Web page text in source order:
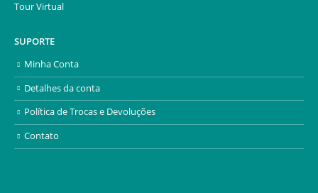
Tour Virtual
SUPORTE
Minha Conta
Detalhes da conta
Política de Trocas e Devoluções
Contato